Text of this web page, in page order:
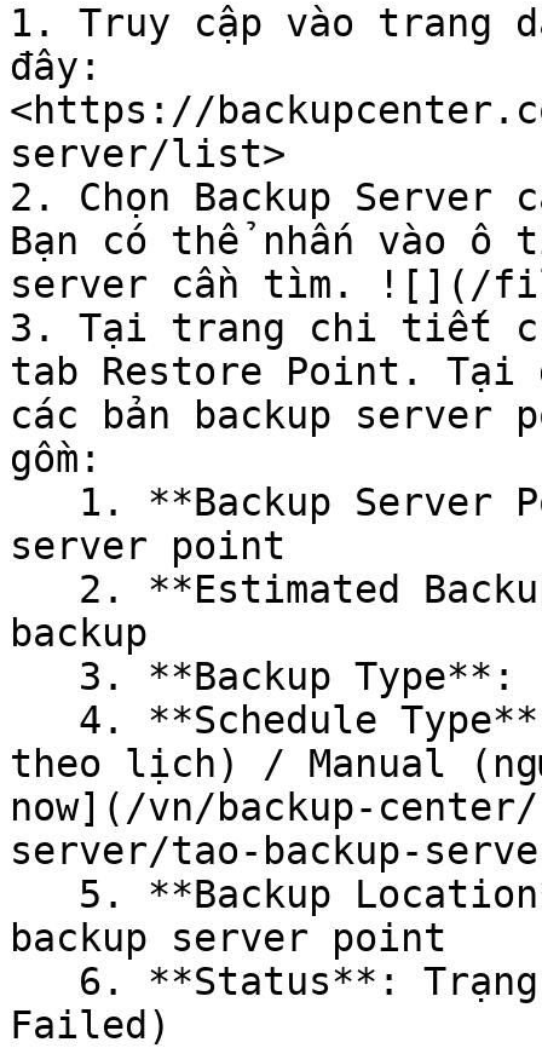
1. Truy cập vào trang
đây:
<https://
server/list>
2. Chọn Backup Server
Bạn có thể nhấn vào ô
server cần tìm. ![](/files/
3. Tại trang chi tiết
tab Restore Point. Tại
các bản backup server
gồm:
server point
backup
theo lịch) / Manual
now](/vn/backup-center/
server/tao-backup-
backup server point
Failed)